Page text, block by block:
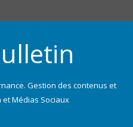
Gestion des contenus et
et Médias Sociaux